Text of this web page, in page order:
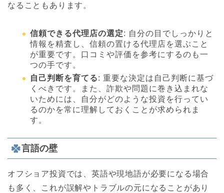
なることもあります。
信頼できる代理店の選定: 自分の目でしっかりと
情報を精査し、信頼の置ける代理店を選ぶこと
が重要です。口コミや評価を参考にするのも一
つの手です。
自己判断を育てる: 重要な決定は自己判断に基づ
くべきです。また、詐欺や問題に巻き込まれな
いためには、自分がどのような投資を行ってい
るのかを常に理解しておくことが求められま
す。
言語の壁
オフショア投資では、英語や現地語が必要になる場合
も多く、これが誤解やトラブルの元になることがあり